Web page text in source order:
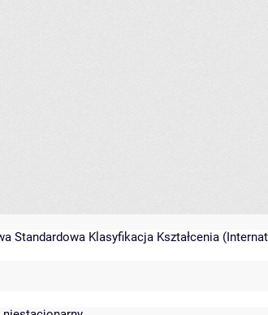
Standardowa Klasyfikacja Kształcenia